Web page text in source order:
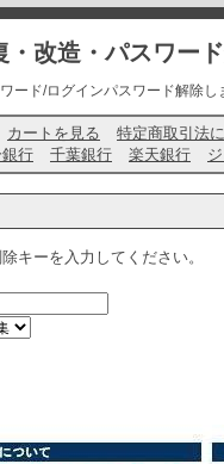
改造・パスワー
ード/ログインパスワード解除
カートを見る
特定商取引法
行 千葉銀行 楽天銀行
キーを入力してください。